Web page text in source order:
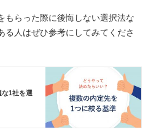
もらった際に後悔しない選択法な
る人はぜひ参考にしてみてくださ
な1社を選